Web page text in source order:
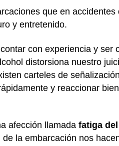
que en accidentes
y entretenido.
con experiencia y ser
distorsiona nuestro
carteles de
y reaccionar
afección llamada fatiga
la embarcación nos